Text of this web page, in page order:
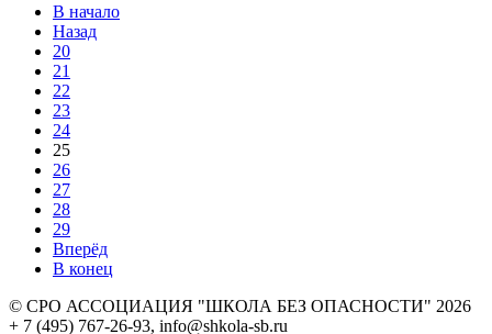
В начало
Назад
20
21
22
23
24
25
26
27
28
29
Вперёд
В конец
© СРО АССОЦИАЦИЯ "ШКОЛА БЕЗ ОПАСНОСТИ" 2026
+ 7 (495) 767-26-93, info@shkola-sb.ru